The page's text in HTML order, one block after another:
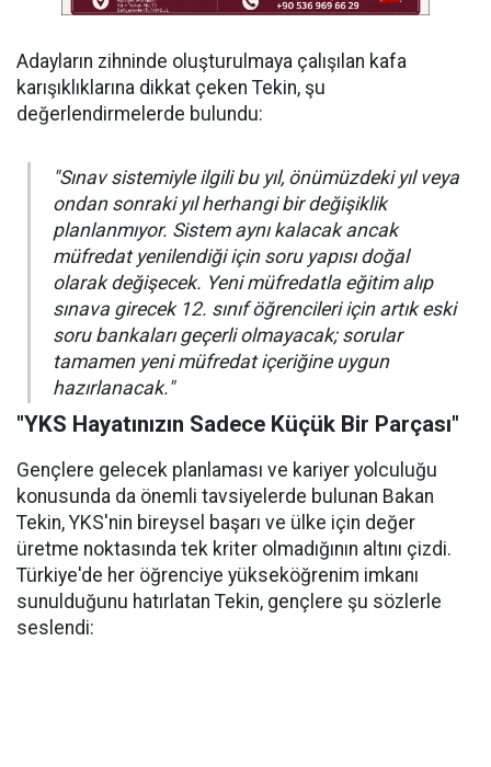
Adayların zihninde oluşturulmaya çalışılan kafa
karışıklıklarına dikkat çeken Tekin, şu
değerlendirmelerde bulundu:
"Sınav sistemiyle ilgili bu yıl, önümüzdeki yıl veya
ondan sonraki yıl herhangi bir değişiklik
planlanmıyor. Sistem aynı kalacak ancak
müfredat yenilendiği için soru yapısı doğal
olarak değişecek. Yeni müfredatla eğitim alıp
sınava girecek 12. sınıf öğrencileri için artık eski
soru bankaları geçerli olmayacak; sorular
tamamen yeni müfredat içeriğine uygun
hazırlanacak."
"YKS Hayatınızın Sadece Küçük Bir Parçası"
Gençlere gelecek planlaması ve kariyer yolculuğu
konusunda da önemli tavsiyelerde bulunan Bakan
Tekin, YKS'nin bireysel başarı ve ülke için değer
üretme noktasında tek kriter olmadığının altını çizdi.
Türkiye'de her öğrenciye yükseköğrenim imkanı
sunulduğunu hatırlatan Tekin, gençlere şu sözlerle
seslendi: